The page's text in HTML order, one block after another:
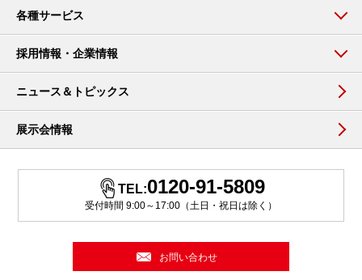
各種サービス
採用情報・企業情報
ニュース＆トピックス
展示会情報
TEL:0120-91-5809
受付時間 9:00～17:00（土日・祝日は除く）
お問い合わせ